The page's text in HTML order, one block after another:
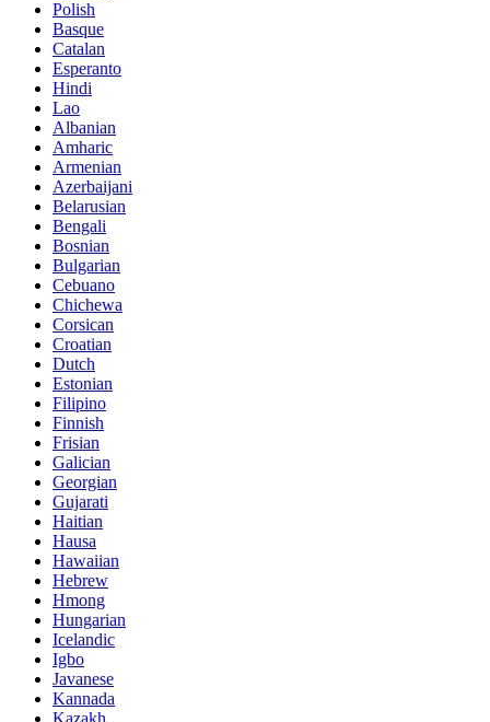
Polish
Basque
Catalan
Esperanto
Hindi
Lao
Albanian
Amharic
Armenian
Azerbaijani
Belarusian
Bengali
Bosnian
Bulgarian
Cebuano
Chichewa
Corsican
Croatian
Dutch
Estonian
Filipino
Finnish
Frisian
Galician
Georgian
Gujarati
Haitian
Hausa
Hawaiian
Hebrew
Hmong
Hungarian
Icelandic
Igbo
Javanese
Kannada
Kazakh